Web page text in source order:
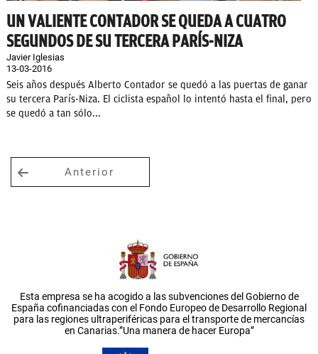
UN VALIENTE CONTADOR SE QUEDA A CUATRO
SEGUNDOS DE SU TERCERA PARÍS-NIZA
Javier Iglesias
13-03-2016
Seis años después Alberto Contador se quedó a las puertas de ganar
su tercera París-Niza. El ciclista español lo intentó hasta el final, pero
se quedó a tan sólo...
Anterior
Esta empresa se ha acogido a las subvenciones del Gobierno de
España cofinanciadas con el Fondo Europeo de Desarrollo Regional
para las regiones ultraperiféricas para el transporte de mercancías
en Canarias.”Una manera de hacer Europa”